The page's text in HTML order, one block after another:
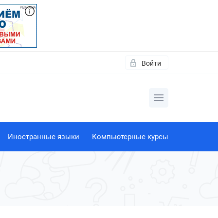
Войти
Иностранные языки Компьютерные курсы